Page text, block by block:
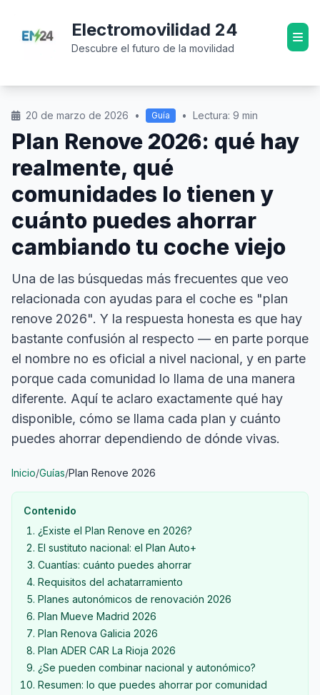
Electromovilidad 24
Descubre el futuro de la movilidad
20 de marzo de 2026 • Guía • Lectura: 9 min
Plan Renove 2026: qué hay
realmente, qué
comunidades lo tienen y
cuánto puedes ahorrar
cambiando tu coche viejo
Una de las búsquedas más frecuentes que veo
relacionada con ayudas para el coche es "plan
renove 2026". Y la respuesta honesta es que hay
bastante confusión al respecto — en parte porque
el nombre no es oficial a nivel nacional, y en parte
porque cada comunidad lo llama de una manera
diferente. Aquí te aclaro exactamente qué hay
disponible, cómo se llama cada plan y cuánto
puedes ahorrar dependiendo de dónde vivas.
Inicio/Guías/Plan Renove 2026
Contenido
¿Existe el Plan Renove en 2026?
El sustituto nacional: el Plan Auto+
Cuantías: cuánto puedes ahorrar
Requisitos del achatarramiento
Planes autonómicos de renovación 2026
Plan Mueve Madrid 2026
Plan Renova Galicia 2026
Plan ADER CAR La Rioja 2026
¿Se pueden combinar nacional y autonómico?
Resumen: lo que puedes ahorrar por comunidad